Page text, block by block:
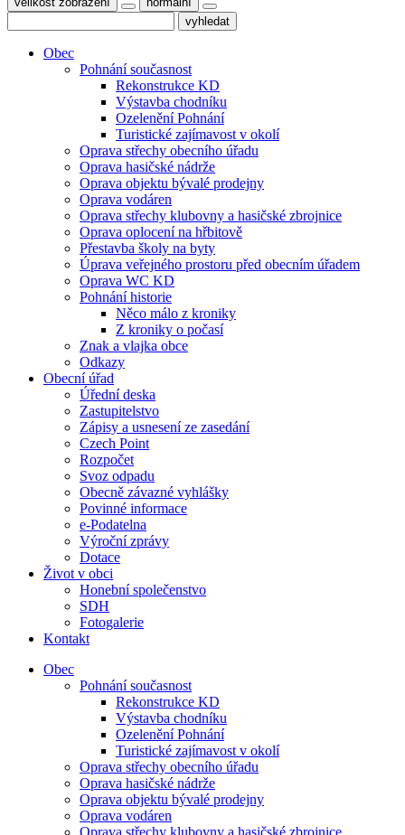
Obec
Pohnání současnost
Rekonstrukce KD
Výstavba chodníku
Ozelenění Pohnání
Turistické zajímavost v okolí
Oprava střechy obecního úřadu
Oprava hasičské nádrže
Oprava objektu bývalé prodejny
Oprava vodáren
Oprava střechy klubovny a hasičské zbrojnice
Oprava oplocení na hřbitově
Přestavba školy na byty
Úprava veřejného prostoru před obecním úřadem
Oprava WC KD
Pohnání historie
Něco málo z kroniky
Z kroniky o počasí
Znak a vlajka obce
Odkazy
Obecní úřad
Úřední deska
Zastupitelstvo
Zápisy a usnesení ze zasedání
Czech Point
Rozpočet
Svoz odpadu
Obecně závazné vyhlášky
Povinné informace
e-Podatelna
Výroční zprávy
Dotace
Život v obci
Honební společenstvo
SDH
Fotogalerie
Kontakt
Obec
Pohnání současnost
Rekonstrukce KD
Výstavba chodníku
Ozelenění Pohnání
Turistické zajímavost v okolí
Oprava střechy obecního úřadu
Oprava hasičské nádrže
Oprava objektu bývalé prodejny
Oprava vodáren
Oprava střechy klubovny a hasičské zbrojnice